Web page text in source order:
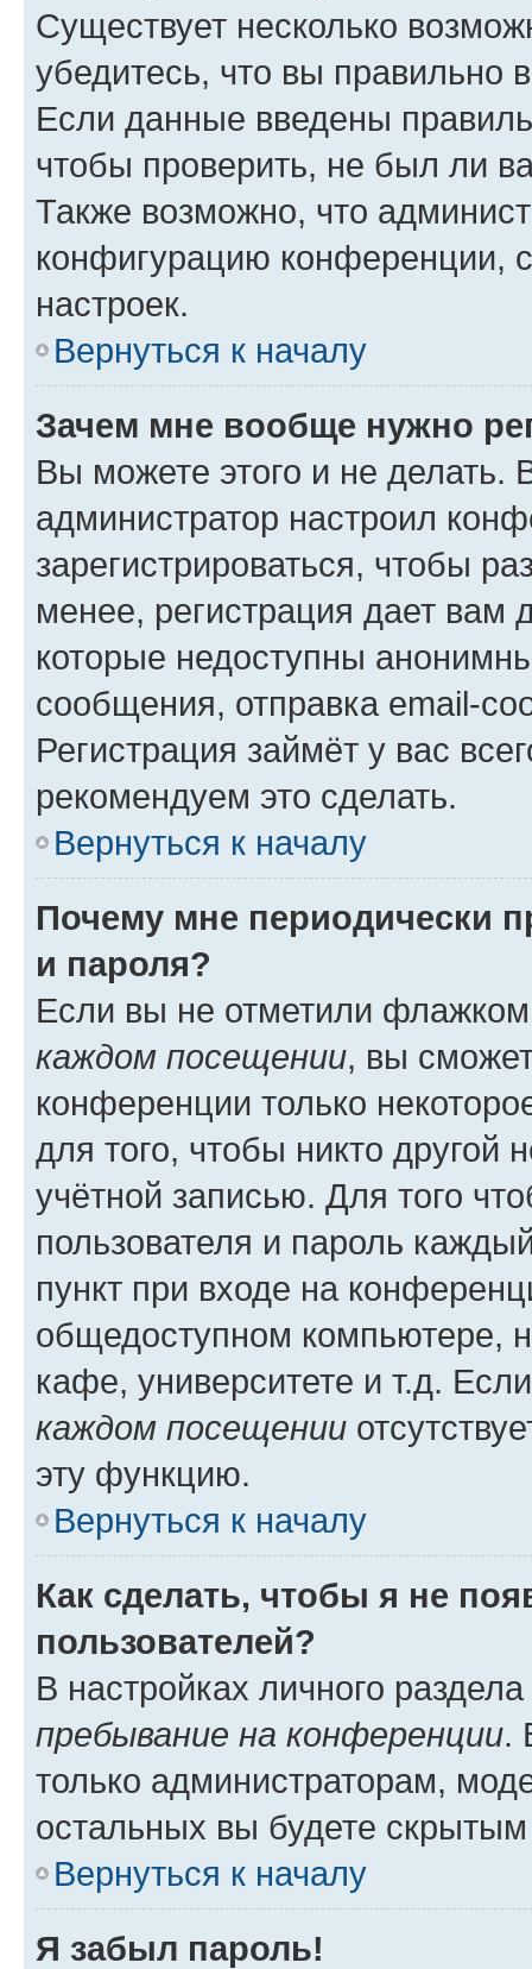
Существует несколько
убедитесь, что вы правильно
Если данные введены
чтобы проверить, не был ли
Также возможно, что
конфигурацию конференции,
настроек.
Вернуться к началу
Зачем мне вообще нужно
Вы можете этого и не делать.
администратор настроил
зарегистрироваться, чтобы
менее, регистрация дает вам
которые недоступны
сообщения, отправка email-
Регистрация займёт у вас
рекомендуем это сделать.
Вернуться к началу
Почему мне периодически
и пароля?
Если вы не отметили
каждом посещении, вы
конференции только
для того, чтобы никто другой
учётной записью. Для того
пользователя и пароль
пункт при входе на
общедоступном компьютере,
кафе, университете и т.д.
каждом посещении
эту функцию.
Вернуться к началу
Как сделать, чтобы я не
пользователей?
В настройках личного
пребывание на конференции.
только администраторам,
остальных вы будете
Вернуться к началу
Я забыл пароль!